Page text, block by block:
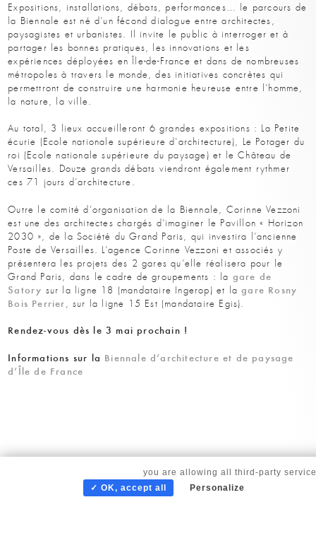
Expositions, installations, débats, performances… le parcours de
la Biennale est né d’un fécond dialogue entre architectes,
paysagistes et urbanistes. Il invite le public à interroger et à
partager les bonnes pratiques, les innovations et les
expériences déployées en Île-de-France et dans de nombreuses
métropoles à travers le monde, des initiatives concrètes qui
permettront de construire une harmonie heureuse entre l’homme,
la nature, la ville.
Au total, 3 lieux accueilleront 6 grandes expositions : La Petite
écurie (Ecole nationale supérieure d’architecture), Le Potager du
roi (Ecole nationale supérieure du paysage) et le Château de
Versailles. Douze grands débats viendront également rythmer
ces 71 jours d’architecture.
Outre le comité d’organisation de la Biennale, Corinne Vezzoni
est une des architectes chargés d’imaginer le Pavillon « Horizon
2030 », de la Société du Grand Paris, qui investira l’ancienne
Poste de Versailles. L’agence Corinne Vezzoni et associés y
présentera les projets des 2 gares qu’elle réalisera pour le
Grand Paris, dans le cadre de groupements : la gare de
Satory sur la ligne 18 (man­dataire Ingerop) et la gare Rosny
Bois Perrier, sur la ligne 15 Est (mandataire Egis).
Rendez-vous dès le 3 mai prochain !
Informations sur la Biennale d’architecture et de paysage
d’Île de France
you are allowing all third-party
✓ OK, accept all
Personalize